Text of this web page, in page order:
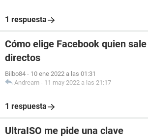
1 respuesta
Cómo elige Facebook quien
directos
Bilbo84 - 10 ene 2022 a las 01:31
Andream - 11 may 2022 a las 21:17
1 respuesta
UltraISO me pide una clave